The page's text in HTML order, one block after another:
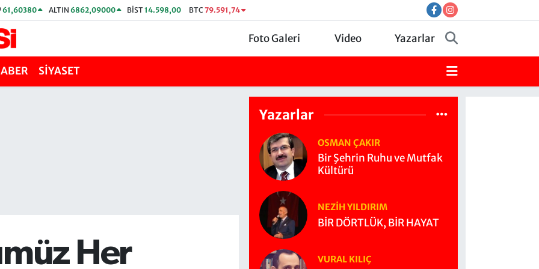
61,60380 ALTIN 6862,09000 BİST14.598,00 BTC 79.591,74
Foto Galeri Video Yazarlar
SİYASET
Her
Yazarlar
OSMAN ÇAKIR
Bir Şehrin Ruhu ve Mutfak
Kültürü
NEZIH YILDIRIM
BİR DÖRTLÜK, BİR HAYAT
VURAL KILIÇ